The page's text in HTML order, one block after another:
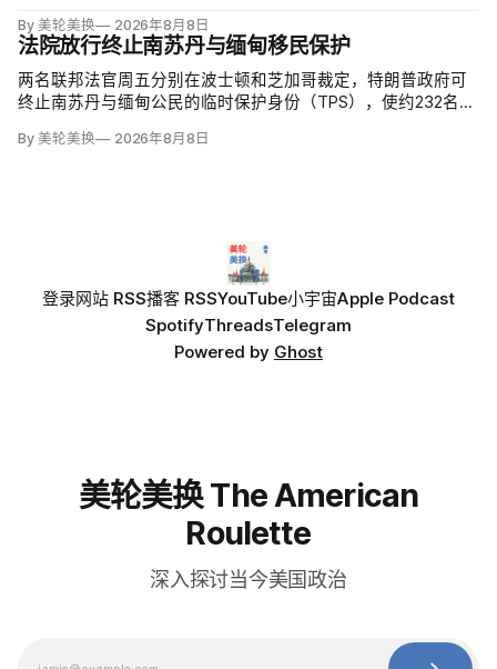
依靠共和党支持的版本多维持一周；参议院多数法案需60票推
进，共和党领导层因此与民主党拨款负责人谈判。
By 美轮美换 2026年8月8日
法院放行终止南苏丹与缅甸移民保护
两名联邦法官周五分别在波士顿和芝加哥裁定，特朗普政府可
终止南苏丹与缅甸公民的临时保护身份（TPS），使约232名南
障。两国分别因长期武装冲突及2021年军事政变后动荡而获指
By 美轮美换 2026年8月8日
登录网站 RSS播客 RSSYouTube小宇宙Apple Podcast
SpotifyThreadsTelegram
Powered by Ghost
美轮美换 The American
Roulette
深入探讨当今美国政治